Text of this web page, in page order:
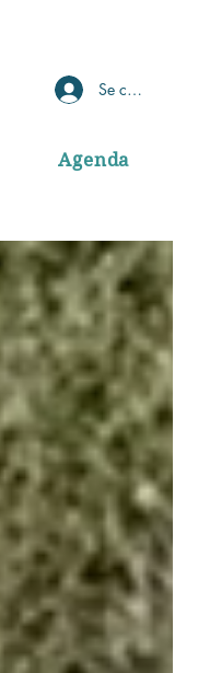
Agenda
Se connecter